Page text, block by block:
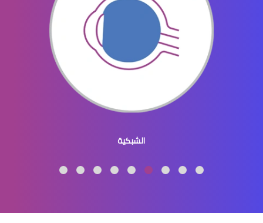
الماء الازرق بالعين
ماء الازرق بالعين
الجلوكوما